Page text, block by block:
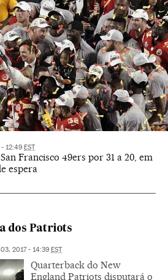
- 12:49 EST
Francisco 49ers por 31 a 20, em
espera
dos Patriots
03, 2017 - 14:39 EST
Quarterback do New
England Patriots disputará o